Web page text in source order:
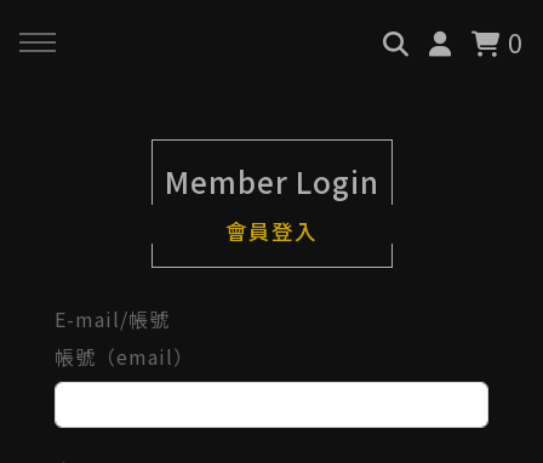
0
品牌故事
課程 & 活動
小型人力提升計畫申請
大型人力提升計畫申請
止)
Member Login
會員登入
E-mail/帳號
帳號（email）